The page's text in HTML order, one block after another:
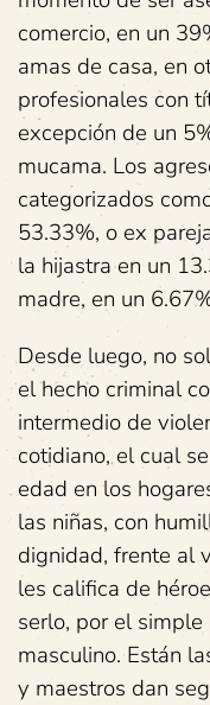
comercio, en un
amas de casa, en
profesionales con
excepción de un
mucama. Los
categorizados
53.33%, o ex
la hijastra en un
madre, en un
Desde luego, no
el hecho criminal
intermedio de
cotidiano, el cual
edad en los
las niñas, con
dignidad, frente al
les califica de
serlo, por el
masculino. Están
y maestros dan